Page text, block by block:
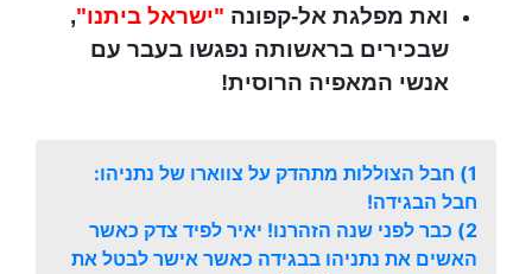
ואת מפלגת אל-קפונה "ישראל ביתנו",
שבכירים בראשותה נפגשו בעבר עם
אנשי המאפיה הרוסית!
1) חבל הצוללות מתהדק על צווארו של נתניהו:
חבל הבגידה!
2) כבר לפני שנה הזהרנו! יאיר לפיד צדק כאשר
האשים את נתניהו בבגידה כאשר אישר לבטל את